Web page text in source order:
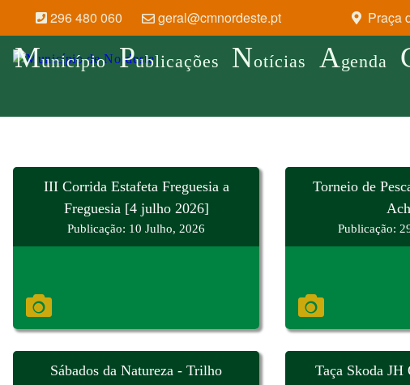
296 480 060 geral@cmnordeste.pt Praça
Município Publicações Notícias Agenda
III Corrida Estafeta Freguesia a
Freguesia [4 julho 2026]
Publicação: 10 Julho, 2026
Torneio de
Publicação:
Sábados da Natureza - Trilho
Taça Skoda JH